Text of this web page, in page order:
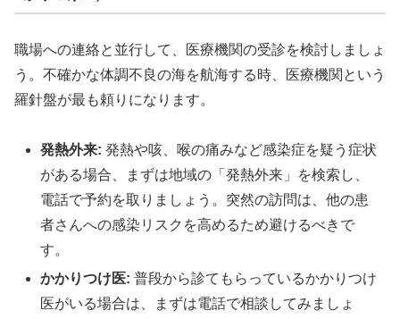
職場への連絡と並行して、医療機関の受診を検討しましょ
う。不確かな体調不良の海を航海する時、医療機関という
羅針盤が最も頼りになります。
発熱外来: 発熱や咳、喉の痛みなど感染症を疑う症状
がある場合、まずは地域の「発熱外来」を検索し、
電話で予約を取りましょう。突然の訪問は、他の患
者さんへの感染リスクを高めるため避けるべきで
す。
かかりつけ医: 普段から診てもらっているかかりつけ
医がいる場合は、まずは電話で相談してみましょ